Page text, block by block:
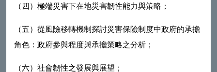
（四）極端災害下在地災害韌性能力與策略；
（五）從風險移轉機制探討災害保險制度中政府的承擔
角色：政府參與程度與承擔策略之分析；
（六）社會韌性之發展與展望；